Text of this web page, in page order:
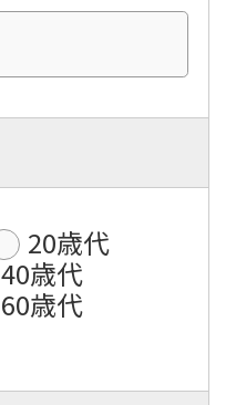
20歳代
40歳代
60歳代